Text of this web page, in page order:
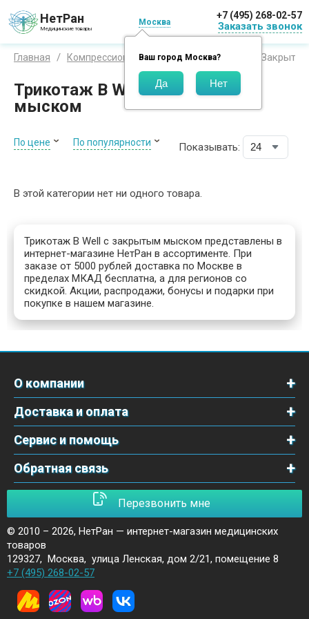
НетРан
Медицинские товары
Москва
Ваш город Москва?
+7 (495) 268-02-57
Заказать звонок
Главная Компрессионный трикотаж Би Велл
Трикотаж B Well с закрытым
мыском
По цене По популярности Показывать:
В этой категории нет ни одного товара.
Трикотаж B Well с закрытым мыском представлены в
интернет-магазине НетРан в ассортименте. При
заказе от 5000 рублей доставка по Москве в
пределах МКАД бесплатна, а для регионов со
скидкой. Акции, распродажи, бонусы и подарки при
покупке в нашем магазине.
О компании
Доставка и оплата
Сервис и помощь
Обратная связь
Перезвонить мне
© 2010 – 2026, НетРан — интернет-магазин медицинских
товаров
129327, Москва, улица Ленская, дом 2/21, помещение 8
+7 (495) 268-02-57